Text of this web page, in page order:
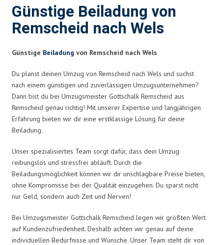
Günstige Beiladung von
Remscheid nach Wels
Günstige Beiladung von Remscheid nach Wels
Du planst deinen Umzug von Remscheid nach Wels und suchst
nach einem günstigen und zuverlässigen Umzugsunternehmen?
Dann bist du bei Umzugsmeister Gottschalk Remscheid aus
Remscheid genau richtig! Mit unserer Expertise und langjährigen
Erfahrung bieten wir dir eine erstklassige Lösung für deine
Beiladung.
Unser spezialisiertes Team sorgt dafür, dass dein Umzug
reibungslos und stressfrei abläuft. Durch die
Beiladungsmöglichkeit können wir dir unschlagbare Preise bieten,
ohne Kompromisse bei der Qualität einzugehen. Du sparst nicht
nur Geld, sondern auch Zeit und Nerven!
Bei Umzugsmeister Gottschalk Remscheid legen wir größten Wert
auf Kundenzufriedenheit. Deshalb achten wir genau auf deine
individuellen Bedürfnisse und Wünsche. Unser Team steht dir von